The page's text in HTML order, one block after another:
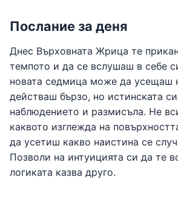
Послание за деня
Днес Върховната Жрица те
темпото и да се вслушаш в себе
новата седмица може да усещаш
действаш бързо, но истинската
наблюдението и размисъла. Не
каквото изглежда на
да усетиш какво наистина се
Позволи на интуицията си да те
логиката казва друго.